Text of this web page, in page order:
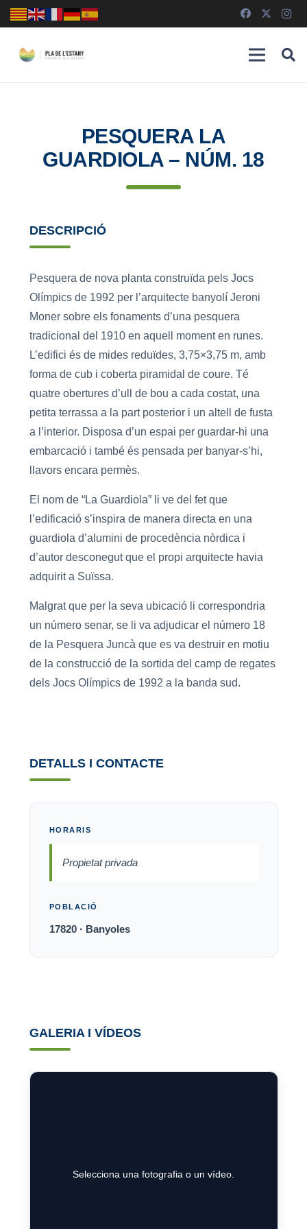
PESQUERA LA
GUARDIOLA – NÚM. 18
DESCRIPCIÓ
Pesquera de nova planta construïda pels Jocs
Olímpics de 1992 per l’arquitecte banyolí Jeroni
Moner sobre els fonaments d’una pesquera
tradicional del 1910 en aquell moment en runes.
L’edifici és de mides reduïdes, 3,75×3,75 m, amb
forma de cub i coberta piramidal de coure. Té
quatre obertures d’ull de bou a cada costat, una
petita terrassa a la part posterior i un altell de fusta
a l’interior. Disposa d’un espai per guardar-hi una
embarcació i també és pensada per banyar-s’hi,
llavors encara permès.
El nom de “La Guardiola” li ve del fet que
l’edificació s’inspira de manera directa en una
guardiola d’alumini de procedència nòrdica i
d’autor desconegut que el propi arquitecte havia
adquirit a Suïssa.
Malgrat que per la seva ubicació li correspondria
un número senar, se li va adjudicar el número 18
de la Pesquera Juncà que es va destruir en motiu
de la construcció de la sortida del camp de regates
dels Jocs Olímpics de 1992 a la banda sud.
DETALLS I CONTACTE
HORARIS
Propietat privada
POBLACIÓ
17820 · Banyoles
GALERIA I VÍDEOS
Selecciona una fotografia o un vídeo.